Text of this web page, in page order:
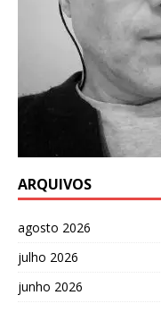
ARQUIVOS
agosto 2026
julho 2026
junho 2026